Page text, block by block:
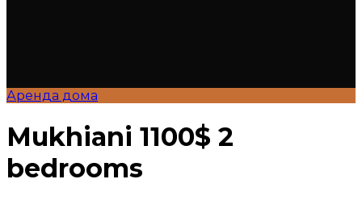
Аренда дома
Mukhiani 1100$ 2
bedrooms